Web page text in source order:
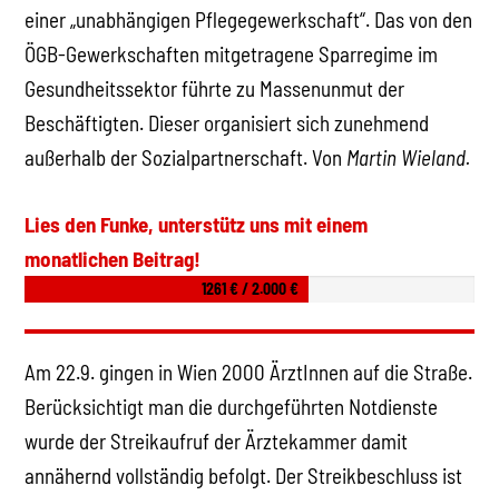
einer „unabhängigen Pflegegewerkschaft“. Das von den
ÖGB-Gewerkschaften mitgetragene Sparregime im
Gesundheitssektor führte zu Massenunmut der
Beschäftigten. Dieser organisiert sich zunehmend
außerhalb der Sozialpartnerschaft. Von Martin Wieland.
Lies den Funke, unterstütz uns mit einem
monatlichen Beitrag!
1261 € / 2.000 €
Am 22.9. gingen in Wien 2000 ÄrztInnen auf die Straße.
Berücksichtigt man die durchgeführten Notdienste
wurde der Streikaufruf der Ärztekammer damit
annähernd vollständig befolgt. Der Streikbeschluss ist